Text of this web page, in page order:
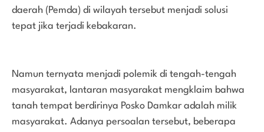
daerah (Pemda) di wilayah tersebut menjadi solusi
tepat jika terjadi kebakaran.
Namun ternyata menjadi polemik di tengah-tengah
masyarakat, lantaran masyarakat mengklaim bahwa
tanah tempat berdirinya Posko Damkar adalah milik
masyarakat. Adanya persoalan tersebut, beberapa